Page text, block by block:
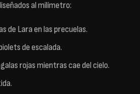
al milímetro:
de Lara en las precuelas.
de escalada.
rojas mientras cae del cielo.